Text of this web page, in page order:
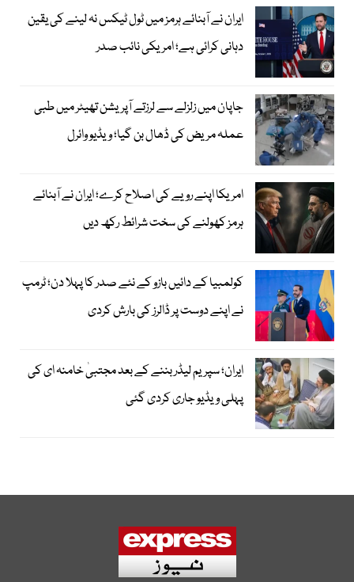
ایران نے آبنائے ہرمز میں ٹول ٹیکس نہ لینے کی یقین
دہانی کرائی ہے؛ امریکی نائب صدر
جاپان میں زلزلے سے لرزتے آپریشن تھیٹر میں طبی
عملہ مریض کی ڈھال بن گیا؛ ویڈیو وائرل
امریکا اپنے رویے کی اصلاح کرے؛ ایران نے آبنائے
ہرمز کھولنے کی سخت شرائط رکھ دیں
کولمبیا کے دائیں بازو کے نئے صدر کا پہلا دن؛ ٹرمپ
نے اپنے دوست پر ڈالرز کی بارش کردی
ایران؛ سپریم لیڈر بننے کے بعد مجتبیٰ خامنہ ای کی
پہلی ویڈیو جاری کردی گئی